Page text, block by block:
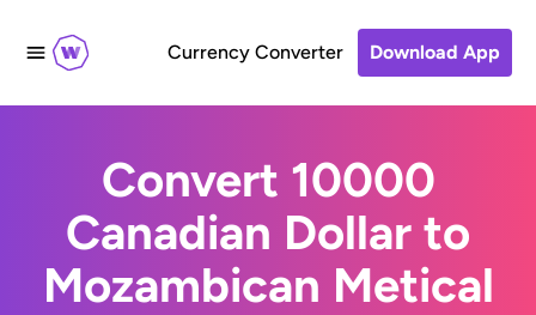
Currency Converter Download App
Convert 10000
Canadian Dollar to
Mozambican Metical